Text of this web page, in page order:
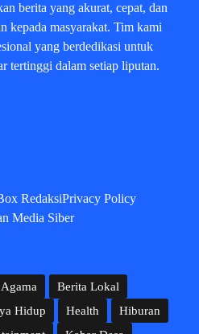
berita yang akurat, cepat, dan
kepada masyarakat. Tim kami
yang berdedikasi untuk
tertinggi dalam setiap liputan.
RedaksiPrivacy Policy
Media Siber
Berita Lokal
Hidup Health
Hiburan